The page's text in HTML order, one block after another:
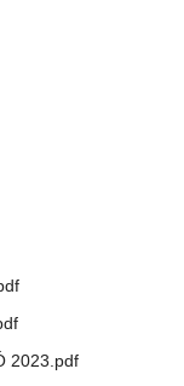
2023.pdf